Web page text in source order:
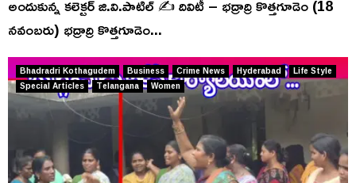
అందుకున్న కలెక్టర్ జి.వి.పాటిల్ ✍️ దివిటీ – భద్రాద్రి కొత్తగూడెం (18
నవంబరు) భద్రాద్రి కొత్తగూడెం...
Bhadradri Kothagudem Business Crime News Hyderabad
Life Style
Special Articles
Telangana Women